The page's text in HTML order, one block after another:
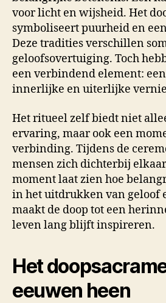
voor licht en wijsheid. Het
symboliseert puurheid en
Deze tradities verschillen
geloofsovertuiging. Toch
een verbindend element:
innerlijke en uiterlijke
Het ritueel zelf biedt niet
ervaring, maar ook een
verbinding. Tijdens de
mensen zich dichterbij
moment laat zien hoe
in het uitdrukken van geloof
maakt de doop tot een
leven lang blijft inspireren.
Het
eeuwen heen